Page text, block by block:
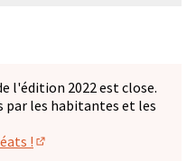
l'édition 2022 est close.
par les habitantes et les
!